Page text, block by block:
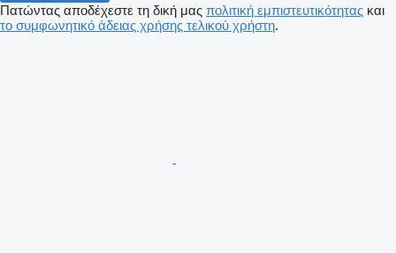
Πατώντας αποδέχεστε τη δική μας πολιτική εμπιστευτικότητας και
το συμφωνητικό άδειας χρήσης τελικού χρήστη.